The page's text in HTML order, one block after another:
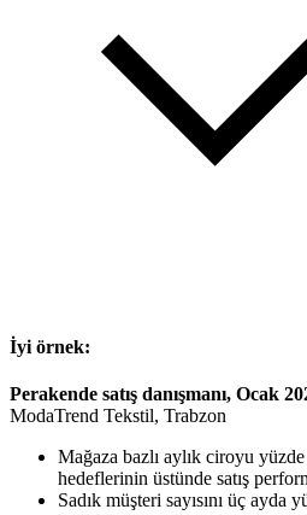
İyi örnek:
Perakende satış danışmanı, Ocak
ModaTrend Tekstil, Trabzon
Mağaza bazlı aylık ciroyu
hedeflerinin üstünde satış
Sadık müşteri sayısını üç ayda